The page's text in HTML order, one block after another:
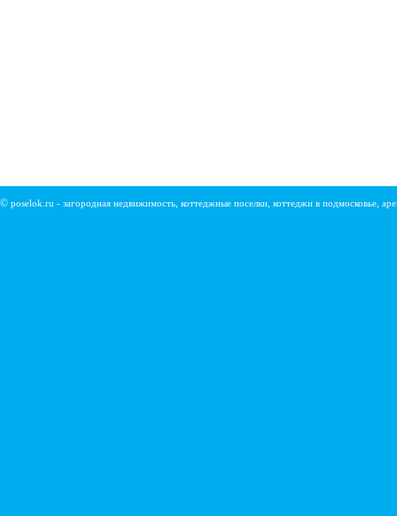
© poselok.ru - загородная недвижимость, коттеджные поселки, коттеджи в подмосковье,